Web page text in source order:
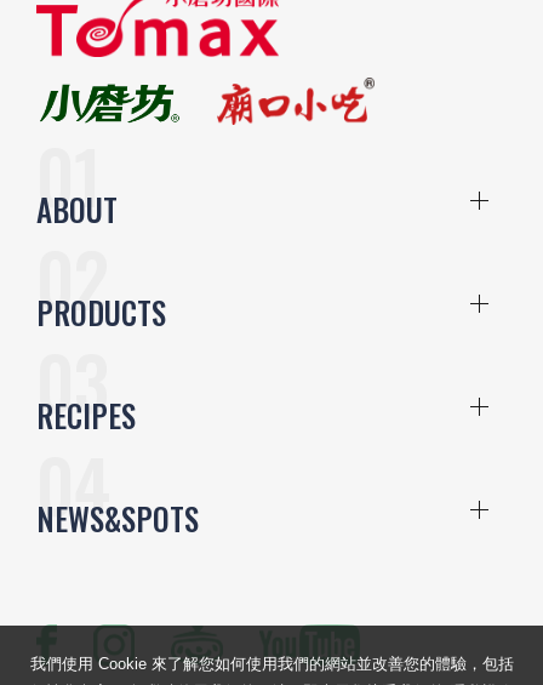
ABOUT
PRODUCTS
RECIPES
NEWS&SPOTS
我們使用 Cookie 來了解您如何使用我們的網站並改善您的體驗，包括